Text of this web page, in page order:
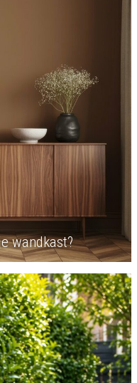
wandkast?